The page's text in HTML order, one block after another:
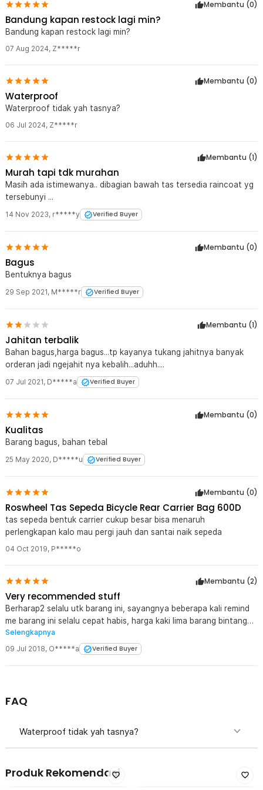
ringan membantu menjaga keseimbangan sepeda tetap optimal
selama perjalanan. Desain modernnya juga cocok digunakan untuk
aktivitas olahraga maupun kebutuhan harian.
Kelengkapan Produk
1 x Tas Sepeda Carrier Bike Bag Waterproof 600D Polyester 8L -
14024
Membantu (0)
Bandung kapan restock lagi min?
Bandung kapan restock lagi min?
07 Aug 2024, Z*****r
Membantu (0)
Waterproof
Waterproof tidak yah tasnya?
06 Jul 2024, Z*****r
Membantu (1)
Murah tapi tdk murahan
Masih ada istimewanya.. dibagian bawah tas tersedia raincoat yg
tersebunyi ...
14 Nov 2023, r*****y Verified Buyer
Membantu (0)
Bagus
Bentuknya bagus
29 Sep 2021, M*****r Verified Buyer
Membantu (1)
Jahitan terbalik
Bahan bagus,harga bagus...tp kayanya tukang jahitnya banyak
orderan jadi ngejahit nya kebalih...aduhh....
07 Jul 2021, D*****a Verified Buyer
Membantu (0)
Kualitas
Barang bagus, bahan tebal
25 May 2020, D*****u Verified Buyer
Membantu (0)
Roswheel Tas Sepeda Bicycle Rear Carrier Bag 600D
tas sepeda bentuk carrier cukup besar bisa menaruh
perlengkapan kalo mau pergi jauh dan santai naik sepeda
04 Oct 2019, P*****o
Membantu (2)
Very recommended stuff
Berharap2 selalu utk barang ini, sayangnya beberapa kali remind
me barang ini selalu cepat habis, harga kaki lima barang bintang
lima, nggak rugi lah belinya dibandingkan dengan berbagai barang
online nggak ada yg bisa ngalahin murahnya dan kualitasnya,
jempol 4 buat jaknote, cuman utk surabaya timur tambahin lagi
Selengkapnya
09 Jul 2018, O*****a Verified Buyer
FAQ
Waterproof tidak yah tasnya?
Produk Rekomendasi